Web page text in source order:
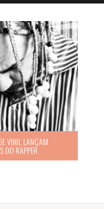
VINIL LANÇAM
DO RAPPER